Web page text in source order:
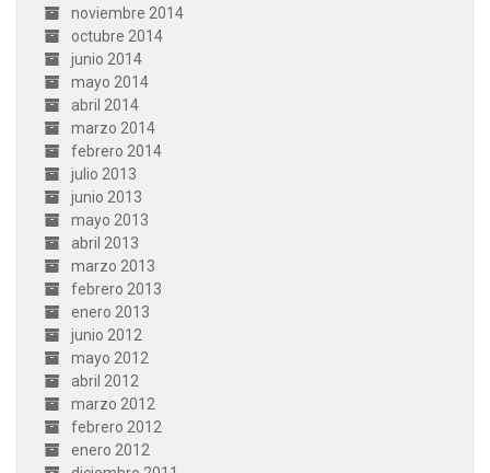
noviembre 2014
octubre 2014
junio 2014
mayo 2014
abril 2014
marzo 2014
febrero 2014
julio 2013
junio 2013
mayo 2013
abril 2013
marzo 2013
febrero 2013
enero 2013
junio 2012
mayo 2012
abril 2012
marzo 2012
febrero 2012
enero 2012